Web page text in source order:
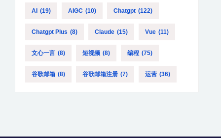
AI (19) AIGC (10) Chatgpt (122)
Chatgpt Plus (8) Claude (15) Vue (11)
文心一言 (8) 短视频 (8) 编程 (75)
谷歌邮箱 (8) 谷歌邮箱注册 (7) 运营 (36)